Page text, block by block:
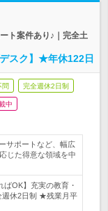
ト案件あり♪｜完全土
スク】★年休122日
問 完全週休2日制
中
サポートなど、幅広
じた得意な領域を中
ばOK】充実の教育・
週休2日制 ★残業月平